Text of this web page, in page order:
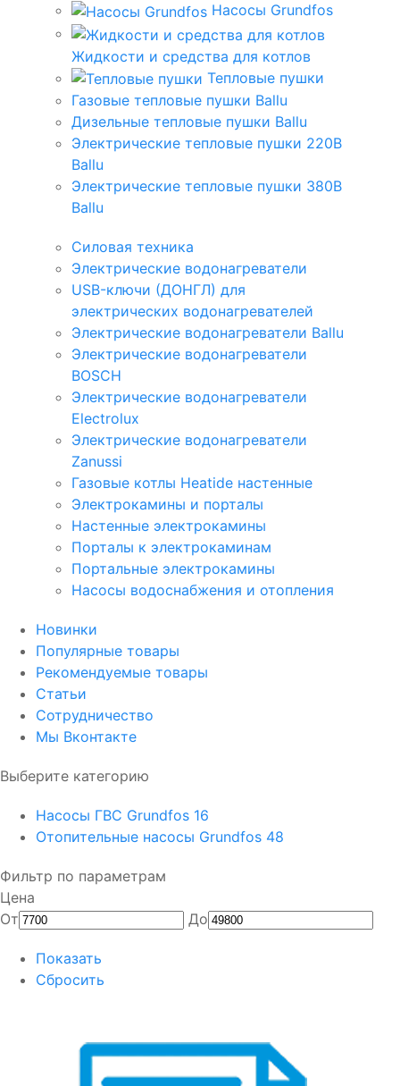
Насосы Grundfos
Жидкости и средства для котлов
Тепловые пушки
Газовые тепловые пушки Ballu
Дизельные тепловые пушки Ballu
Электрические тепловые пушки 220В
Ballu
Электрические тепловые пушки 380В
Ballu
Силовая техника
Электрические водонагреватели
USB-ключи (ДОНГЛ) для
электрических водонагревателей
Электрические водонагреватели Ballu
Электрические водонагреватели
BOSCH
Электрические водонагреватели
Electrolux
Электрические водонагреватели
Zanussi
Газовые котлы Heatide настенные
Электрокамины и порталы
Настенные электрокамины
Порталы к электрокаминам
Портальные электрокамины
Насосы водоснабжения и отопления
Новинки
Популярные товары
Рекомендуемые товары
Статьи
Сотрудничество
Мы Вконтакте
Выберите категорию
Насосы ГВС Grundfos 16
Отопительные насосы Grundfos 48
Фильтр по параметрам
Цена
От
До
Показать
Сбросить